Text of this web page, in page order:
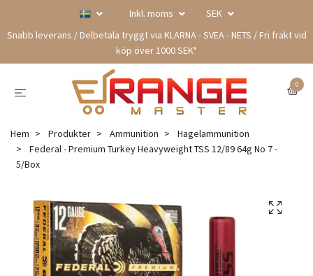
Inkl. moms
SEK
Snabb leverans / Delbetala tryggt via KLARNA - SVEA - NETS / Fri frakt vid
köp över 1000 SEK*
0
Hem Produkter Ammunition
Hagelammunition
Federal - Premium Turkey Heavyweight TSS 12/89 64g No 7 -
5/Box